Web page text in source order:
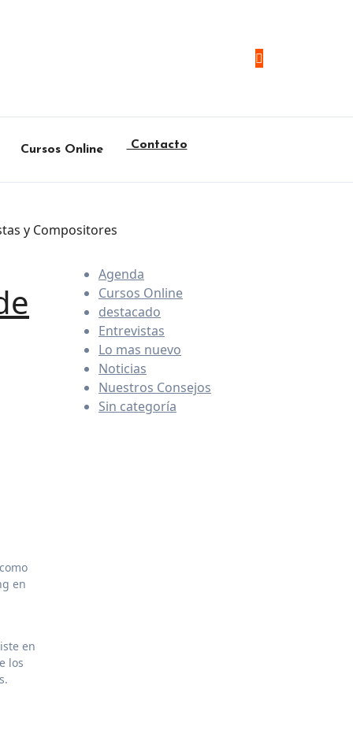
Cursos Online Contacto
y Compositores
en
en
los
Agenda
Cursos Online
destacado
Entrevistas
Lo mas nuevo
Noticias
Nuestros Consejos
Sin categoría